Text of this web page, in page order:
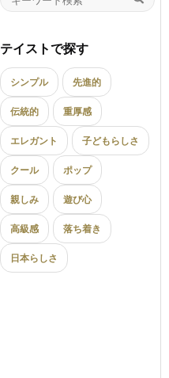
テイストで探す
シンプル 先進的
伝統的 重厚感
エレガント 子どもらしさ
クール ポップ
親しみ 遊び心
高級感 落ち着き
日本らしさ